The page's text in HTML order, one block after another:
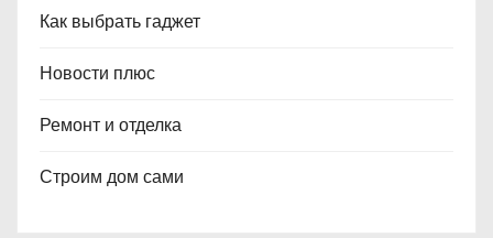
Как выбрать гаджет
Новости плюс
Ремонт и отделка
Строим дом сами